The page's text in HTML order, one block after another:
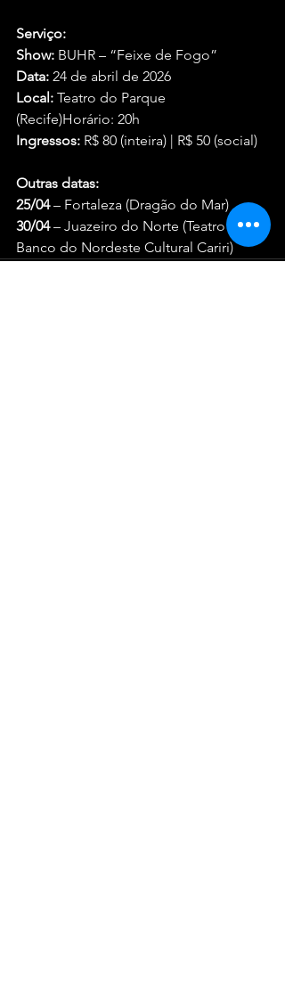
Serviço:
Show: BUHR – “Feixe de Fogo”
Data: 24 de abril de 2026
Local: Teatro do Parque
(Recife)Horário: 20h
Ingressos: R$ 80 (inteira) | R$ 50 (social)
Outras datas:
25/04 – Fortaleza (Dragão do Mar)
30/04 – Juazeiro do Norte (Teatro
Banco do Nordeste Cultural Cariri)